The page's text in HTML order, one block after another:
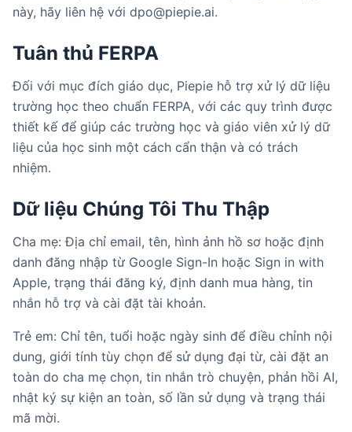
này, hãy liên hệ với dpo@piepie.ai.
Tuân thủ FERPA
Đối với mục đích giáo dục, Piepie hỗ trợ xử lý dữ liệu
trường học theo chuẩn FERPA, với các quy trình được
thiết kế để giúp các trường học và giáo viên xử lý dữ
liệu của học sinh một cách cẩn thận và có trách
nhiệm.
Dữ liệu Chúng Tôi Thu Thập
Cha mẹ: Địa chỉ email, tên, hình ảnh hồ sơ hoặc định
danh đăng nhập từ Google Sign-In hoặc Sign in with
Apple, trạng thái đăng ký, định danh mua hàng, tin
nhắn hỗ trợ và cài đặt tài khoản.
Trẻ em: Chỉ tên, tuổi hoặc ngày sinh để điều chỉnh nội
dung, giới tính tùy chọn để sử dụng đại từ, cài đặt an
toàn do cha mẹ chọn, tin nhắn trò chuyện, phản hồi AI,
nhật ký sự kiện an toàn, số lần sử dụng và trạng thái
mã mời.